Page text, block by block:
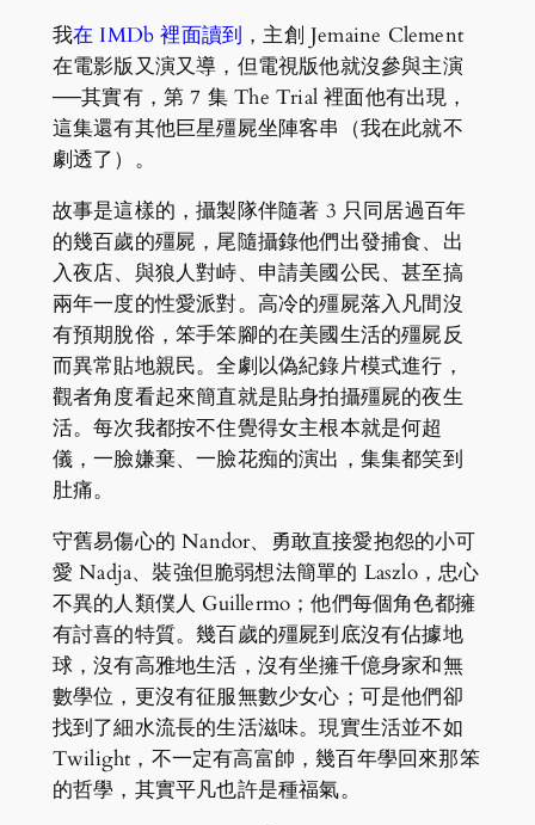
我在 IMDb 裡面讀到 ，主創 Jemaine Clement
在電影版又演又導，但電視版他就沒參與主演
──其實有，第 7 集 The Trial 裡面他有出現，
這集還有其他巨星殭屍坐陣客串（我在此就不
劇透了）。
故事是這樣的，攝製隊伴隨著 3 只同居過百年
的幾百歲的殭屍，尾隨攝錄他們出發捕食、出
入夜店、與狼人對峙、申請美國公民、甚至搞
兩年一度的性愛派對。高冷的殭屍落入凡間沒
有預期脫俗，笨手笨腳的在美國生活的殭屍反
而異常貼地親民。全劇以偽紀錄片模式進行，
觀者角度看起來簡直就是貼身拍攝殭屍的夜生
活。每次我都按不住覺得女主根本就是何超
儀，一臉嫌棄、一臉花痴的演出，集集都笑到
肚痛。
守舊易傷心的 Nandor、勇敢直接愛抱怨的小可
愛 Nadja、裝強但脆弱想法簡單的 Laszlo，忠心
不異的人類僕人 Guillermo；他們每個角色都擁
有討喜的特質。幾百歲的殭屍到底沒有佔據地
球，沒有高雅地生活，沒有坐擁千億身家和無
數學位，更沒有征服無數少女心；可是他們卻
找到了細水流長的生活滋味。現實生活並不如
Twilight，不一定有高富帥，幾百年學回來那笨
的哲學，其實平凡也許是種福氣。